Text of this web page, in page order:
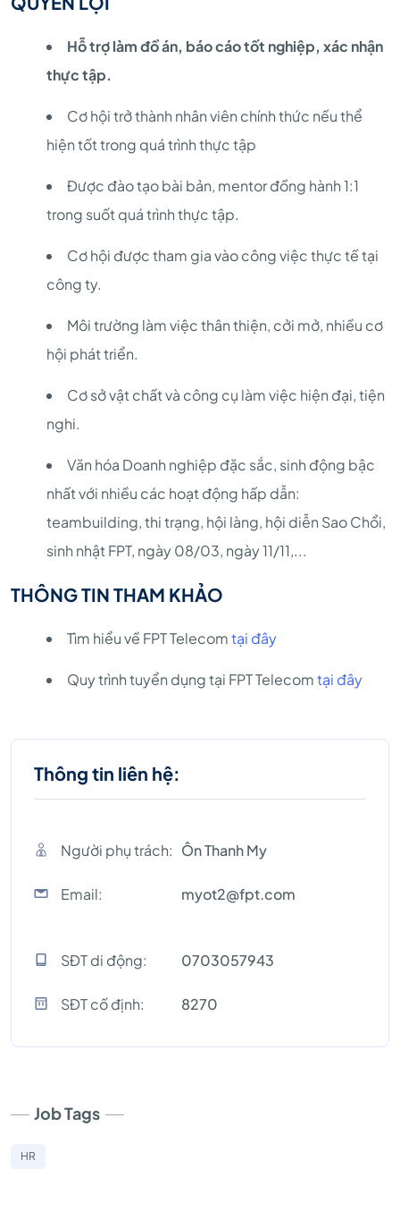
Hỗ trợ làm đồ án, báo cáo tốt nghiệp, xác nhận
thực tập.
Cơ hội trở thành nhân viên chính thức nếu thể
hiện tốt trong quá trình thực tập
Được đào tạo bài bản, mentor đồng hành 1:1
trong suốt quá trình thực tập.
Cơ hội được tham gia vào công việc thực tế tại
công ty.
Môi trường làm việc thân thiện, cởi mở, nhiều cơ
hội phát triển.
Cơ sở vật chất và công cụ làm việc hiện đại, tiện
nghi.
Văn hóa Doanh nghiệp đặc sắc, sinh động bậc
nhất với nhiều các hoạt động hấp dẫn:
teambuilding, thi trạng, hội làng, hội diễn Sao Chổi,
sinh nhật FPT, ngày 08/03, ngày 11/11,...
THÔNG TIN THAM KHẢO
Tìm hiểu về FPT Telecomtại đây
Quy trình tuyển dụng tại FPT Telecomtại đây
Thông tin liên hệ:
Người phụ trách: Ôn Thanh My
Email: myot2@fpt.com
SĐT di động: 0703057943
SĐT cố định: 8270
Job Tags
HR